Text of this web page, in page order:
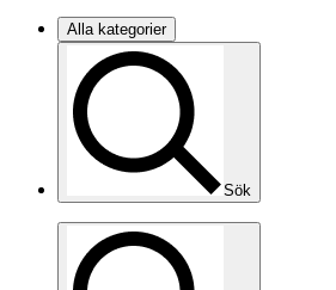
Alla kategorier
Sök